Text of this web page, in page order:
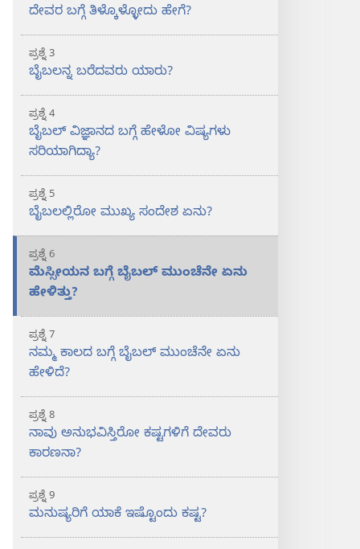
ದೇವರ ಬಗ್ಗೆ ತಿಳ್ಕೊಳ್ಳೋದು ಹೇಗೆ?
ಪ್ರಶ್ನೆ 3
ಬೈಬಲನ್ನ ಬರೆದವರು ಯಾರು?
ಪ್ರಶ್ನೆ 4
ಬೈಬಲ್‌ ವಿಜ್ಞಾನದ ಬಗ್ಗೆ ಹೇಳೋ ವಿಷ್ಯಗಳು
ಸರಿಯಾಗಿದ್ಯಾ?
ಪ್ರಶ್ನೆ 5
ಬೈಬಲಲ್ಲಿರೋ ಮುಖ್ಯ ಸಂದೇಶ ಏನು?
ಪ್ರಶ್ನೆ 6
ಮೆಸ್ಸೀಯನ ಬಗ್ಗೆ ಬೈಬಲ್‌ ಮುಂಚೆನೇ ಏನು
ಹೇಳಿತ್ತು?
ಪ್ರಶ್ನೆ 7
ನಮ್ಮ ಕಾಲದ ಬಗ್ಗೆ ಬೈಬಲ್‌ ಮುಂಚೆನೇ ಏನು
ಹೇಳಿದೆ?
ಪ್ರಶ್ನೆ 8
ನಾವು ಅನುಭವಿಸ್ತಿರೋ ಕಷ್ಟಗಳಿಗೆ ದೇವರು
ಕಾರಣನಾ?
ಪ್ರಶ್ನೆ 9
ಮನುಷ್ಯರಿಗೆ ಯಾಕೆ ಇಷ್ಟೊಂದು ಕಷ್ಟ?